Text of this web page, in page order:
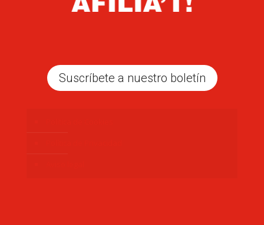
Suscríbete a nuestro boletín